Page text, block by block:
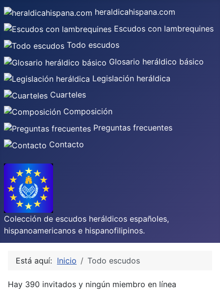
heraldicahispana.com
Escudos con lambrequines
Todo escudos
Glosario heráldico básico
Legislación heráldica
Cuarteles
Composición
Preguntas frecuentes
Contacto
Colección de escudos heráldicos españoles,
hispanoamericanos e hispanofilipinos.
Está aquí: Inicio Todo escudos
Hay 390 invitados y ningún miembro en línea